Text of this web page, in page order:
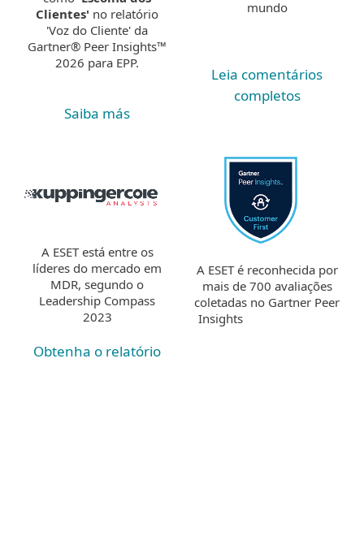
Clientes' no relatório
'Voz do Cliente' da
Gartner® Peer Insights™
2026 para EPP.
Saiba más
mundo
Leia comentários
completos
A ESET está entre os
líderes do mercado em
MDR, segundo o
Leadership Compass
2023
Obtenha o relatório
A ESET é reconhecida por
mais de 700 avaliações
coletadas no Gartner Peer
Insights